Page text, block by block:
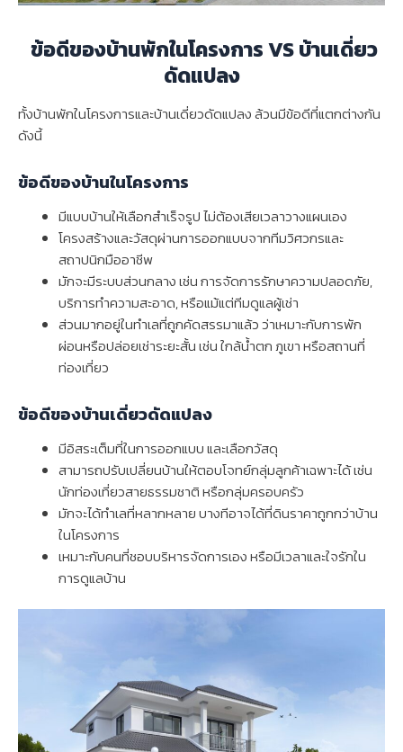
ข้อดีของบ้านพักในโครงการ VS บ้านเดี่ยว
ดัดแปลง
ทั้งบ้านพักในโครงการและบ้านเดี่ยวดัดแปลง ล้วนมีข้อดีที่แตกต่างกัน
ดังนี้
ข้อดีของบ้านในโครงการ
มีแบบบ้านให้เลือกสำเร็จรูป ไม่ต้องเสียเวลาวางแผนเอง
โครงสร้างและวัสดุผ่านการออกแบบจากทีมวิศวกรและ
สถาปนิกมืออาชีพ
มักจะมีระบบส่วนกลาง เช่น การจัดการรักษาความปลอดภัย,
บริการทำความสะอาด, หรือแม้แต่ทีมดูแลผู้เช่า
ส่วนมากอยู่ในทำเลที่ถูกคัดสรรมาแล้ว ว่าเหมาะกับการพัก
ผ่อนหรือปล่อยเช่าระยะสั้น เช่น ใกล้น้ำตก ภูเขา หรือสถานที่
ท่องเที่ยว
ข้อดีของบ้านเดี่ยวดัดแปลง
มีอิสระเต็มที่ในการออกแบบ และเลือกวัสดุ
สามารถปรับเปลี่ยนบ้านให้ตอบโจทย์กลุ่มลูกค้าเฉพาะได้ เช่น
นักท่องเที่ยวสายธรรมชาติ หรือกลุ่มครอบครัว
มักจะได้ทำเลที่หลากหลาย บางทีอาจได้ที่ดินราคาถูกกว่าบ้าน
ในโครงการ
เหมาะกับคนที่ชอบบริหารจัดการเอง หรือมีเวลาและใจรักใน
การดูแลบ้าน